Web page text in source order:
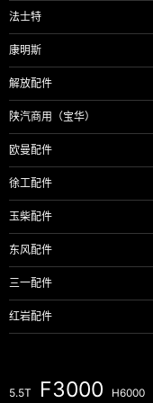
法士特
康明斯
解放配件
陕汽商用（宝华）
欧曼配件
徐工配件
玉柴配件
东风配件
三一配件
红岩配件
5.5T F3000 H6000